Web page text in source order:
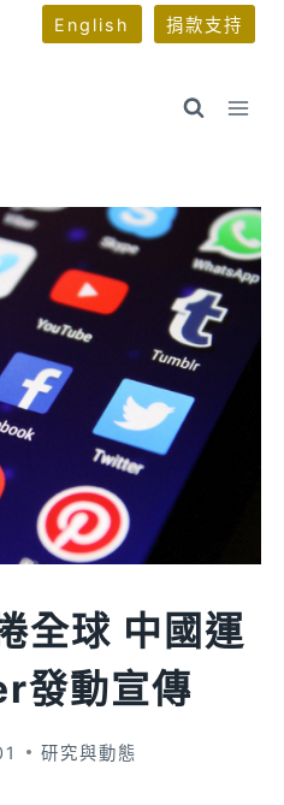
English 捐款支持
全球 中國運
發動宣傳
研究與動態